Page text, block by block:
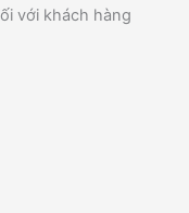
với khách hàng